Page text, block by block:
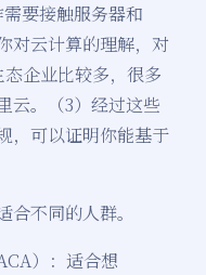
要接触服务器和
对云计算的理解，对
企业比较多，很多
云。（3）经过这些
，可以证明你能基于
不同的人群。
）：适合想